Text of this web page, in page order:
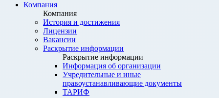
Компания
Компания
История и достижения
Лицензии
Вакансии
Раскрытие информации
Раскрытие информации
Информация об организации
Учредительные и иные
правоустанавливающие документы
ТАРИФ